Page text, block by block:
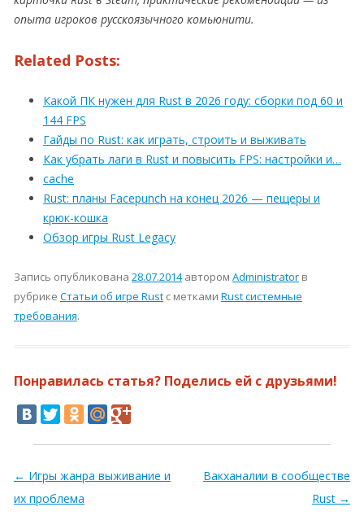
опыта игроков русскоязычного комьюнити.
Related Posts:
Какой ПК нужен для Rust в 2026 году: сборки под 60 и
144 FPS
Гайды по Rust: как играть, строить и выживать
Как убрать лаги в Rust и повысить FPS: настройки и…
cache
Rust: планы Facepunch на конец 2026 — пещеры и
крюк-кошка
Обзор игры Rust Legacy
Запись опубликована 28.07.2014автором Administrator в
рубрике Статьи об игре Rust с метками Rust системные
требования.
Понравилась статья? Поделись ей с друзьями!
Навигация по записям
← Игры жанра выживание и
их проблема
Вакханалии в сообществе
Rust →